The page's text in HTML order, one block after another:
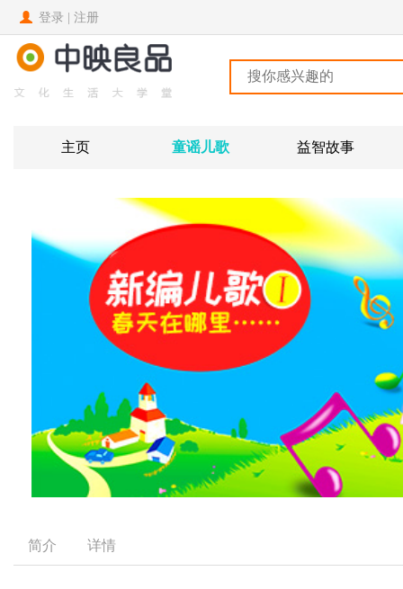
登录 注册
主页 童谣儿歌 益智故事
简介 详情